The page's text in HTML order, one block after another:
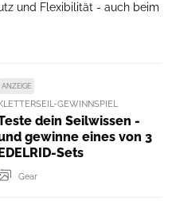
und Flexibilität - auch beim
ANZEIGE
GEWINNSPIEL
dein Seilwissen -
gewinne eines von 3
EDELRID-Sets
Gear